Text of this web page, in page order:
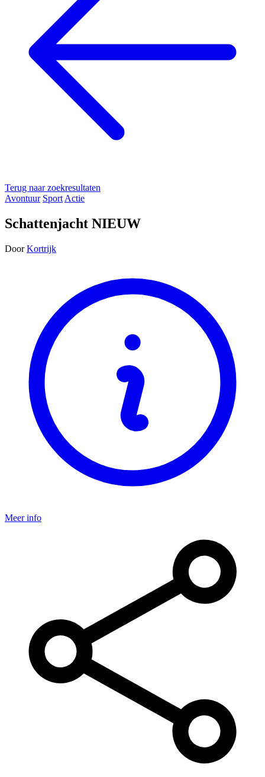
Terug naar zoekresultaten
Avontuur Sport Actie
Schattenjacht NIEUW
Door Kortrijk
Meer info